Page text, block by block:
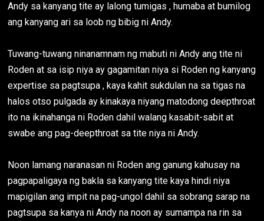
Andy sa kanyang tite ay lalong tumigas , humaba at bumilog
ang kanyang ari sa loob ng bibig ni Andy.
Tuwang-tuwang ninanamnam ng mabuti ni Andy ang tite ni
Roden at sa isip niya ay gagamitan niya si Roden ng kanyang
expertise sa pagtsupa , kaya kahit sukdulan na sa tigas na
halos otso pulgada ay kinakaya niyang matodong deepthroat
ito na ikinahanga ni Roden dahil walang kasabit-sabit at
swabe ang pag-deepthroat sa tite niya ni Andy.
Noon lamang naranasan ni Roden ang ganung kahusay na
pagpapaligaya ng bakla sa kanyang tite kaya hindi niya
mapigilan ang impit na pag-ungol dahil sa sobrang sarap na
pagtsupa sa kanya ni Andy na noon ay sumampa na rin sa